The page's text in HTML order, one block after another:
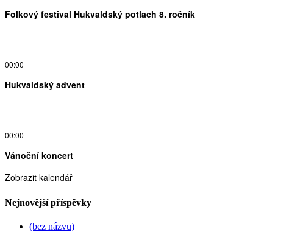
Folkový festival Hukvaldský potlach 8. ročník
00:00
Hukvaldský advent
00:00
Vánoční koncert
Zobrazit kalendář
Nejnovější příspěvky
(bez názvu)